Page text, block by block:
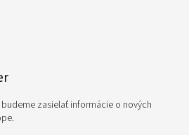
zasielať informácie o nových